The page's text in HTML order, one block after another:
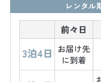
レンタル